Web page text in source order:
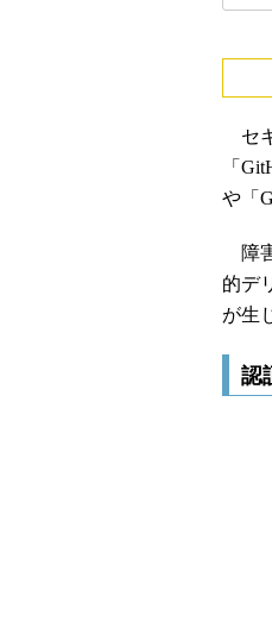
セ
「
や「
障
的デ
が生
認